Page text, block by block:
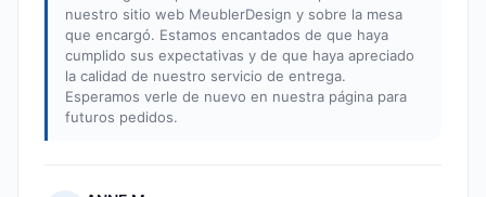
nuestro sitio web MeublerDesign y sobre la mesa
que encargó. Estamos encantados de que haya
cumplido sus expectativas y de que haya apreciado
la calidad de nuestro servicio de entrega.
Esperamos verle de nuevo en nuestra página para
futuros pedidos.